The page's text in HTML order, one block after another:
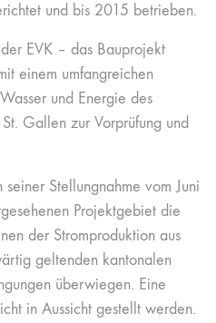
und bis 2015 betrieben.
EVK – das Bauprojekt
einem umfangreichen
und Energie des
Gallen zur Vorprüfung und
Stellungnahme vom Juni
Projektgebiet die
der Stromproduktion aus
geltenden kantonalen
überwiegen. Eine
in Aussicht gestellt werden.